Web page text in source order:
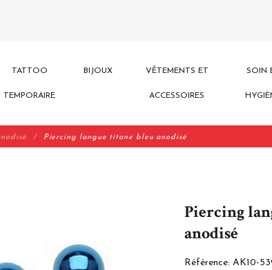
TATTOO
TEMPORAIRE
BIJOUX VÊTEMENTS ET
ACCESSOIRES
SOIN
Piercing langue titane bleu anodisé
Piercing
anodisé
Référence: AK10-